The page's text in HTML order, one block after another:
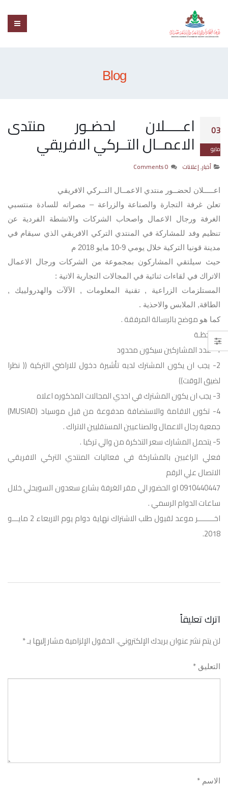
Blog
03
مايو
اعـــــلان لحضـور منتدى
الاعمــال التــركي الافريقي
أخبار,إعلانات 0 Comments
اعـــــلان لحضــور منتدي الاعمــال التــركي الافريقي
تعلن غرفة التجارة والصناعة والزراعة – مصراته للسادة منتسبي
الغرفة ورجال الاعمال واصحاب الشركات والانشطة الفردية عن
تنظيم وفد للمشاركة في المنتدي التركي الافريقي الذي سيقام في
مدينة قونيا التركية خلال يومي 9-10 مايو 2018 م
حيث سيلتقي المشاركون بمجموعة من الشركات ورجال الاعمال
الاتراك في لقاءات ثنائية في المجالات التجارية الاتية :
المستلزمات الزراعية , تقنية المعلومات , الآلآت والهدرولييك ,
الطاقة, الملابس والاحذية .
كما هوموضح بالرسالة المرفقة .
ملاحظـة
1- عدد المشاركين سيكون محدود
2- يجب ان يكون المشترك لديه تأشيرة دخول للاراضي التركية (( نظرا
لضيق الوقت))
3- يجب ان يكون المشترك في احدي المجالات المذكوره اعلاه
4- تكون الاقامة والاستضافة مدفوعة من قبل موسياد (MUSIAD)
جمعية رجال الاعمال والصناعيين المستقليين الاتراك .
5- يتحمل المشارك سعر التذكرة من والي تركيا .
فعلي الراغبين بالمشاركة في فعاليات المنتدي التركي الافريقي
الاتصال علي الرقم
0910440447 او الحضور الي مقر الغرفة بشارع سعدون السويحلي خلال
ساعات الدوام الرسمي .
اخــــــــر موعد لقبول طلب الاشتراك نهاية دوام يوم الاربعاء 2 مايـــو
2018.
اترك تعليقاً
لن يتم نشر عنوان بريدك الإلكتروني.الحقول الإلزامية مشار إليها بـ*
التعليق *
الاسم *